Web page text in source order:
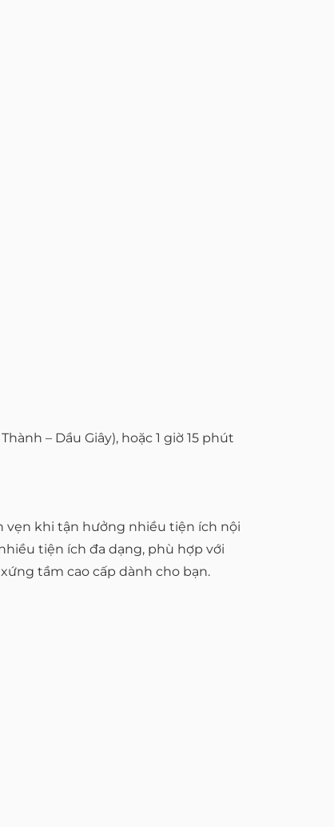
– Dầu Giây), hoặc 1 giờ 15 phút
vẹn khi tận hưởng nhiều tiện ích nội
tiện ích đa dạng, phù hợp với
tầm cao cấp dành cho bạn.